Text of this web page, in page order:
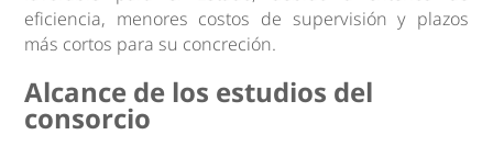
eficiencia, menores costos de supervisión y plazos
más cortos para su concreción.
Alcance de los estudios del
consorcio